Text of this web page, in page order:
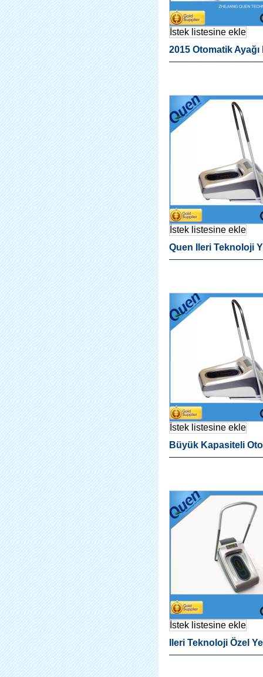
İstek listesine ekle
2015 Otomatik Ayağı
İstek listesine ekle
Quen Ileri Teknoloji
Kapağı Dispanser
İstek listesine ekle
Büyük Kapasiteli
İstek listesine ekle
Ileri Teknoloji Özel